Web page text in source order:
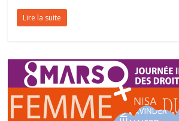
Lire la suite